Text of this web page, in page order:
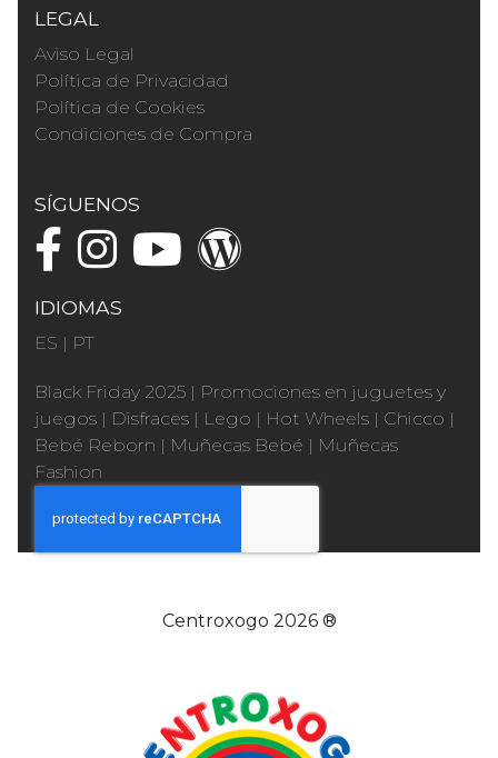
LEGAL
Aviso Legal
Política de Privacidad
Política de Cookies
Condiciones de Compra
SÍGUENOS
IDIOMAS
ES | PT
Black Friday 2025 | Promociones en juguetes y
juegos | Disfraces | Lego | Hot Wheels | Chicco |
Bebé Reborn | Muñecas Bebé | Muñecas
Fashion
Centroxogo 2026 ®